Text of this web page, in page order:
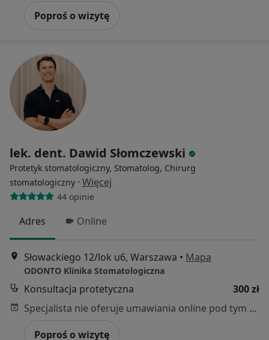
Poproś o wizytę
lek. dent. Dawid Słomczewski
Protetyk stomatologiczny, Stomatolog, Chirurg
stomatologiczny · Więcej
44 opinie
Adres Online
Słowackiego 12/lok u6, Warszawa • Mapa
ODONTO Klinika Stomatologiczna
Konsultacja protetyczna
300 zł
Specjalista nie oferuje umawiania online pod tym adresem.
Poproś o wizytę